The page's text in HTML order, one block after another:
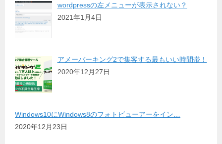
wordpressの左メニューが表示されない？
2021年1月4日
アメーバーキング2で集客する最もいい時間帯！
2020年12月27日
Windows10にWindows8のフォトビューアーをイン…
2020年12月23日